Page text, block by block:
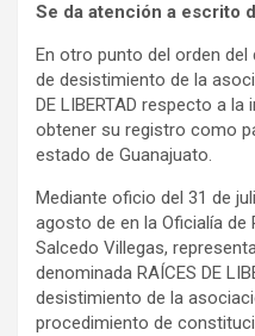
Se da atención a escrito
En otro punto del orden
de desistimiento de la
DE LIBERTAD respecto a
obtener su registro como
estado de Guanajuato.
Mediante oficio del 31 de
agosto de en la Oficialía de
Salcedo Villegas,
denominada RAÍCES DE
desistimiento de la
procedimiento de